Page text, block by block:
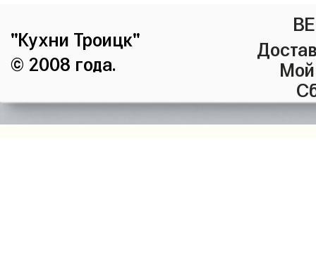
"Кухни Троицк"
© 2008 года.